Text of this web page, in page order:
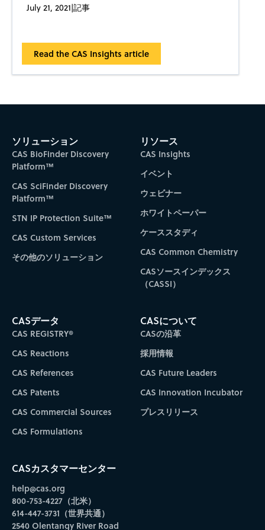
July 21, 2021|記事
Read the CAS Insights article
ソリューション
CAS BioFinder Discovery
Platform™
CAS SciFinder Discovery
Platform™
STN IP Protection Suite™
CAS Custom Services
その他のソリューション
リソース
CAS Insights
イベント
ウェビナー
ホワイトペーパー
ケーススタディ
CAS Common Chemistry
CASソースインデックス
（CASSI）
CASデータ
CAS REGISTRY®
CAS Reactions
CAS References
CAS Patents
CAS Commercial Sources
CAS Formulations
CASについて
CASの沿革
採用情報
CAS Future Leaders
CAS Innovation Incubator
プレスリリース
CASカスタマーセンター
help@cas.org
800-753-4227（北米）
614-447-3731（世界共通）
2540 Olentangy River Road